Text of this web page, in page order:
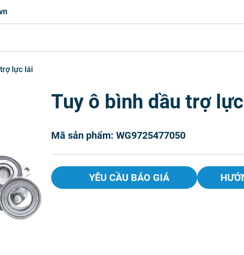
lực lái
Tuy ô bình dầu trợ
Mã sản phẩm: WG9725477050
YÊU CẦU BÁO GIÁ